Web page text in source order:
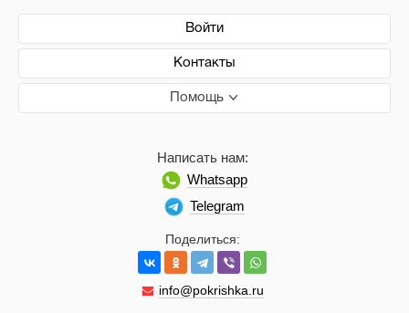
Войти
Контакты
Помощь
Поделиться:
info@pokrishka.ru
Написать нам:
Whatsapp
Telegram